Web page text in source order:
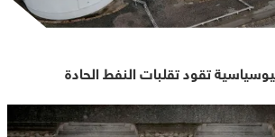
تقود تقلبات النفط الحادة